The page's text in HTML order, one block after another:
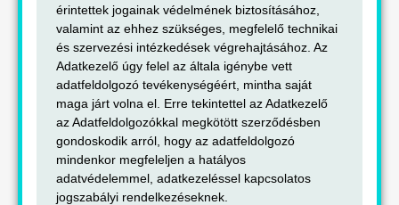
érintettek jogainak védelmének biztosításához,
valamint az ehhez szükséges, megfelelő technikai
és szervezési intézkedések végrehajtásához. Az
Adatkezelő úgy felel az általa igénybe vett
adatfeldolgozó tevékenységéért, mintha saját
maga járt volna el. Erre tekintettel az Adatkezelő
az Adatfeldolgozókkal megkötött szerződésben
gondoskodik arról, hogy az adatfeldolgozó
mindenkor megfeleljen a hatályos
adatvédelemmel, adatkezeléssel kapcsolatos
jogszabályi rendelkezéseknek.